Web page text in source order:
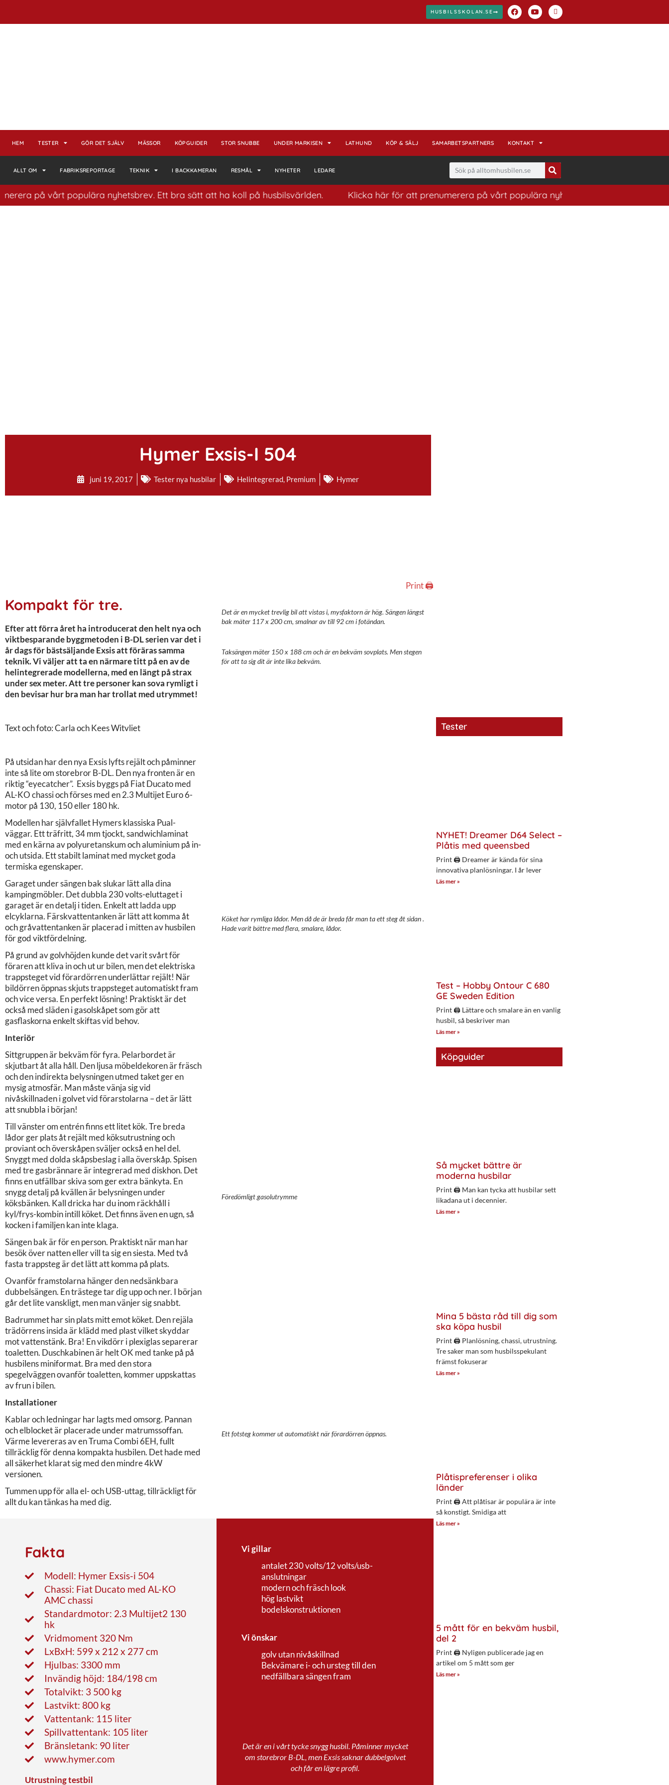
HUSBILSSKOLAN.SE
HEM TESTER GÖR DET SJÄLV MÄSSOR KÖPGUIDER STOR SNUBBE UNDER MARKISEN LATHUND KÖP & SÄLJ SAMARBETSPARTNERS KONTAKT
ALLT OM FABRIKSREPORTAGE TEKNIK I BACKKAMERAN RESMÅL NYHETER LEDARE
på vårt populära nyhetsbrev. Ett bra sätt att ha koll på husbilsvärlden. Klicka här för att prenumerera på vårt populära nyhetsbrev. Ett bra sätt att ha koll
Hymer Exsis-I 504
juni 19, 2017 Tester nya husbilar Helintegrerad, Premium Hymer
Print 🖨
Kompakt för tre.
Efter att förra året ha introducerat den helt nya och
viktbesparande byggmetoden i B-DL serien var det i
år dags för bästsäljande Exsis att föräras samma
teknik. Vi väljer att ta en närmare titt på en av de
helintegrerade modellerna, med en längt på strax
under sex meter. Att tre personer kan sova rymligt i
den bevisar hur bra man har trollat med utrymmet!
Text och foto: Carla och Kees Witvliet
På utsidan har den nya Exsis lyfts rejält och påminner
inte så lite om storebror B-DL. Den nya fronten är en
riktig “eyecatcher”. Exsis byggs på Fiat Ducato med
AL-KO chassi och förses med en 2.3 Multijet Euro 6-
motor på 130, 150 eller 180 hk.
Modellen har självfallet Hymers klassiska Pual-
väggar. Ett träfritt, 34 mm tjockt, sandwichlaminat
med en kärna av polyuretanskum och aluminium på in-
och utsida. Ett stabilt laminat med mycket goda
termiska egenskaper.
Garaget under sängen bak slukar lätt alla dina
kampingmöbler. Det dubbla 230 volts-eluttaget i
garaget är en detalj i tiden. Enkelt att ladda upp
elcyklarna. Färskvattentanken är lätt att komma åt
och gråvattentanken är placerad i mitten av husbilen
för god viktfördelning.
På grund av golvhöjden kunde det varit svårt för
föraren att kliva in och ut ur bilen, men det elektriska
trappsteget vid förardörren underlättar rejält! När
bildörren öppnas skjuts trappsteget automatiskt fram
och vice versa. En perfekt lösning! Praktiskt är det
också med släden i gasolskåpet som gör att
gasflaskorna enkelt skiftas vid behov.
Interiör
Sittgruppen är bekväm för fyra. Pelarbordet är
skjutbart åt alla håll. Den ljusa möbeldekoren är fräsch
och den indirekta belysningen utmed taket ger en
mysig atmosfär. Man måste vänja sig vid
nivåskillnaden i golvet vid förarstolarna – det är lätt
att snubbla i början!
Till vänster om entrén finns ett litet kök. Tre breda
lådor ger plats åt rejält med köksutrustning och
proviant och överskåpen sväljer också en hel del.
Snyggt med dolda skåpsbeslag i alla överskåp. Spisen
med tre gasbrännare är integrerad med diskhon. Det
finns en utfällbar skiva som ger extra bänkyta. En
snygg detalj på kvällen är belysningen under
köksbänken. Kall dricka har du inom räckhåll i
kyl/frys-kombin intill köket. Det finns även en ugn, så
kocken i familjen kan inte klaga.
Sängen bak är för en person. Praktiskt när man har
besök över natten eller vill ta sig en siesta. Med två
fasta trappsteg är det lätt att komma på plats.
Ovanför framstolarna hänger den nedsänkbara
dubbelsängen. En trästege tar dig upp och ner. I början
går det lite vanskligt, men man vänjer sig snabbt.
Badrummet har sin plats mitt emot köket. Den rejäla
trädörrens insida är klädd med plast vilket skyddar
mot vattenstänk. Bra! En vikdörr i plexiglas separerar
toaletten. Duschkabinen är helt OK med tanke på på
husbilens miniformat. Bra med den stora
spegelväggen ovanför toaletten, kommer uppskattas
av frun i bilen.
Installationer
Kablar och ledningar har lagts med omsorg. Pannan
och elblocket är placerade under matrumssoffan.
Värme levereras av en Truma Combi 6EH, fullt
tillräcklig för denna kompakta husbilen. Det hade med
all säkerhet klarat sig med den mindre 4kW
versionen.
Tummen upp för alla el- och USB-uttag, tillräckligt för
allt du kan tänkas ha med dig.
Det är en mycket trevlig bil att vistas i, mysfaktorn är hög. Sängen längst
bak mäter 117 x 200 cm, smalnar av till 92 cm i fotändan.
Taksängen mäter 150 x 188 cm och är en bekväm sovplats. Men stegen
för att ta sig dit är inte lika bekväm.
Köket har rymliga lådor. Men då de är breda får man ta ett steg åt sidan .
Hade varit bättre med flera, smalare, lådor.
Föredömligt gasolutrymme
Ett fotsteg kommer ut automatiskt när förardörren öppnas.
Fakta
Modell: Hymer Exsis-i 504
Chassi: Fiat Ducato med AL-KO
AMC chassi
Standardmotor: 2.3 Multijet2 130
hk
Vridmoment 320 Nm
LxBxH: 599 x 212 x 277 cm
Hjulbas: 3300 mm
Invändig höjd: 184/198 cm
Totalvikt: 3 500 kg
Lastvikt: 800 kg
Vattentank: 115 liter
Spillvattentank: 105 liter
Bränsletank: 90 liter
www.hymer.com
Utrustning testbil
Vi gillar
antalet 230 volts/12 volts/usb-
anslutningar
modern och fräsch look
hög lastvikt
bodelskonstruktionen
Vi önskar
golv utan nivåskillnad
Bekvämare i- och ursteg till den
nedfällbara sängen fram
Det är en i vårt tycke snygg husbil. Påminner mycket
om storebror B-DL, men Exsis saknar dubbelgolvet
och får en lägre profil.
Tester
NYHET! Dreamer D64 Select –
Plåtis med queensbed
Print 🖨 Dreamer är kända för sina
innovativa planlösningar. I år lever
Läs mer »
Test – Hobby Ontour C 680
GE Sweden Edition
Print 🖨 Lättare och smalare än en vanlig
husbil, så beskriver man
Läs mer »
Köpguider
Så mycket bättre är
moderna husbilar
Print 🖨 Man kan tycka att husbilar sett
likadana ut i decennier.
Läs mer »
Mina 5 bästa råd till dig som
ska köpa husbil
Print 🖨 Planlösning, chassi, utrustning.
Tre saker man som husbilsspekulant
främst fokuserar
Läs mer »
Plåtispreferenser i olika
länder
Print 🖨 Att plåtisar är populära är inte
så konstigt. Smidiga att
Läs mer »
5 mått för en bekväm husbil,
del 2
Print 🖨 Nyligen publicerade jag en
artikel om 5 mått som ger
Läs mer »